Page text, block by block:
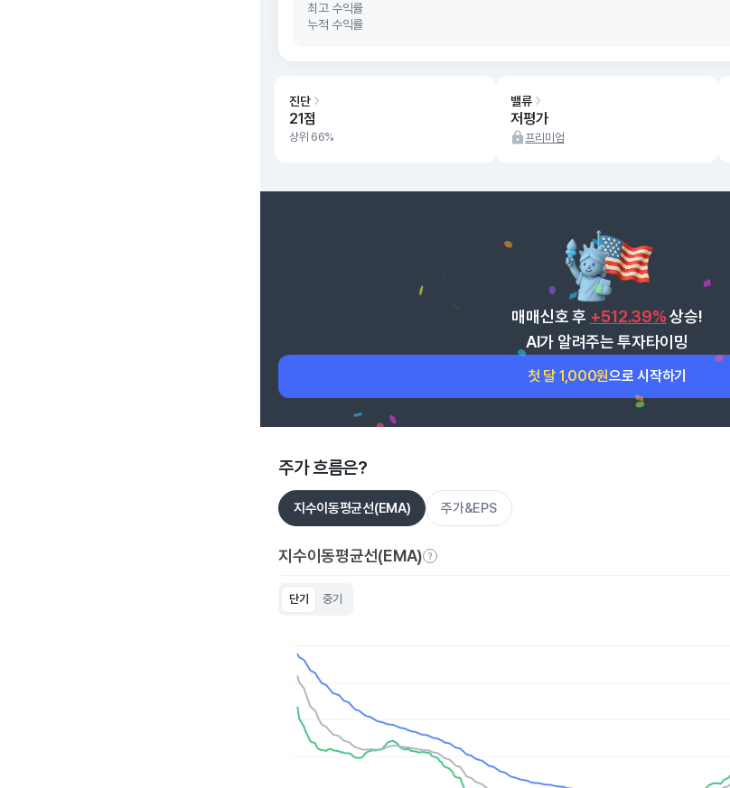
최고 수익률
누적 수익률
진단
21점
상위 66%
밸류
저평가
프리미엄
매매신호 후 +512.39% 상승!
AI가 알려주는 투자타이밍
첫 달 1,000원으로 시작하기
주가 흐름은?
지수이동평균선(EMA) 주가&EPS
지수이동평균선(EMA)
단기 중기
View as data table, Chart
The chart has 1 X axis displaying Time. Data ranges from 2025-08-06
The chart has 1 Y axis displaying values. Data ranges from 2.73 to 11.52.